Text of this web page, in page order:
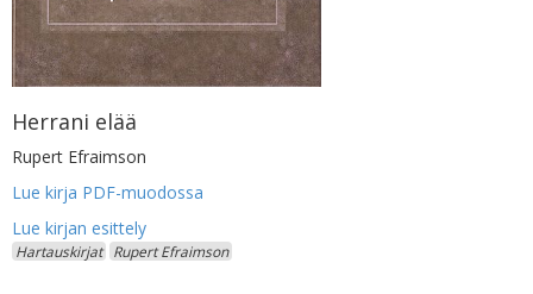
Herrani elää
Rupert Efraimson
Lue kirja PDF-muodossa
Hartauskirjat Rupert Efraimson